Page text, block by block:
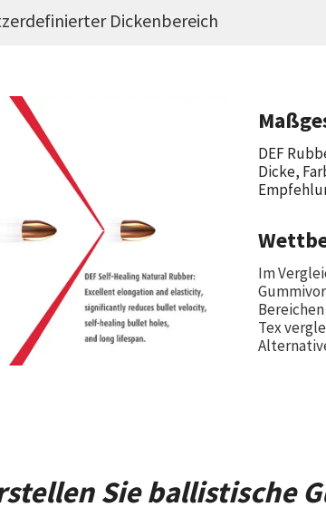
Dickenbereich
DEF
Dicke,
Im
Tex
Sie ballistische